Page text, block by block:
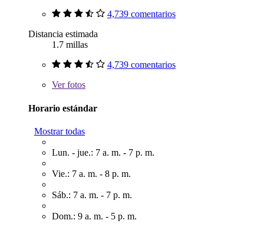
4,739 comentarios
Distancia estimada
1.7 millas
4,739 comentarios
Verfotos
Horario estándar
Mostrar todas
Lun. - jue.: 7 a. m. - 7 p. m.
Vie.: 7 a. m. - 8 p. m.
Sáb.: 7 a. m. - 7 p. m.
Dom.: 9 a. m. - 5 p. m.